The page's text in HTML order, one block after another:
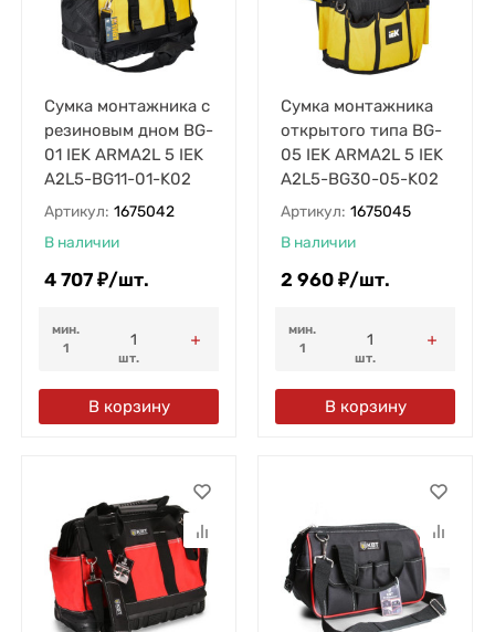
Сумка монтажника с
резиновым дном BG-
01 IEK ARMA2L 5 IEK
A2L5-BG11-01-K02
Артикул: 1675042
В наличии
4 707 ₽/шт.
мин.
1
шт.
В корзину
Сумка монтажника
открытого типа BG-
05 IEK ARMA2L 5 IEK
A2L5-BG30-05-K02
Артикул: 1675045
В наличии
2 960 ₽/шт.
мин.
1
шт.
В корзину